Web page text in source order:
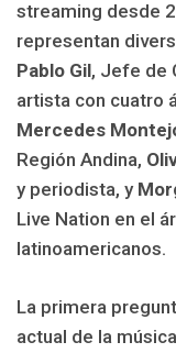
streaming desde
representan
Pablo Gil, Jefe de
artista con cuatro
Mercedes
Región Andina,
y periodista, y
Live Nation en el
latinoamericanos.
La primera
actual de la